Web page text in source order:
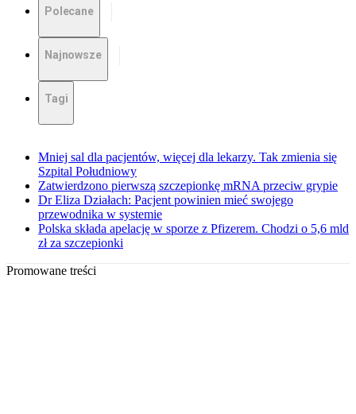
Polecane
Najnowsze
Tagi
Mniej sal dla pacjentów, więcej dla lekarzy. Tak zmienia się
Szpital Południowy
Zatwierdzono pierwszą szczepionkę mRNA przeciw grypie
Dr Eliza Działach: Pacjent powinien mieć swojego
przewodnika w systemie
Polska składa apelację w sporze z Pfizerem. Chodzi o 5,6 mld
zł za szczepionki
Promowane treści